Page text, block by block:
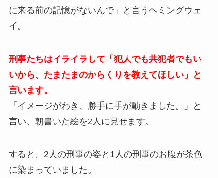
に来る前の記憶がないんで」と言うヘミングウェ
イ。
刑事たちはイライラして「犯人でも共犯者でもい
いから、たまたまのからくりを教えてほしい」と
言います。
「イメージがわき、勝手に手が動きました。」と
言い、朝書いた絵を2人に見せます。
すると、2人の刑事の姿と1人の刑事のお腹が茶色
に染まっていました。